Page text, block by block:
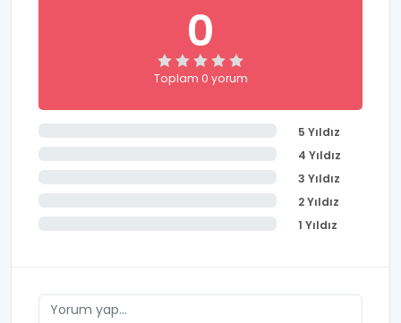
0
Toplam 0 yorum
5 Yıldız
4 Yıldız
3 Yıldız
2 Yıldız
1 Yıldız